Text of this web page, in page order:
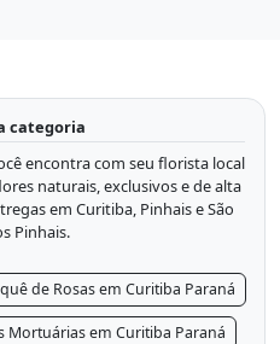
categoria
encontra com seu florista local
naturais, exclusivos e de alta
em Curitiba, Pinhais e São
Pinhais.
de Rosas em Curitiba Paraná
Mortuárias em Curitiba Paraná